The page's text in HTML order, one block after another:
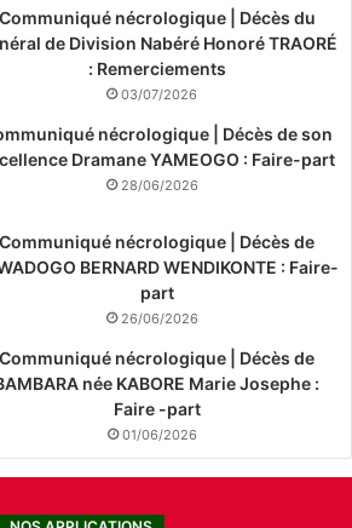
Communiqué nécrologique | Décès du
de Division Nabéré Honoré TRAORÉ
: Remerciements
03/07/2026
nécrologique | Décès de son
Dramane YAMEOGO : Faire-part
28/06/2026
Communiqué nécrologique | Décès de
BERNARD WENDIKONTE : Faire-
part
26/06/2026
Communiqué nécrologique | Décès de
née KABORE Marie Josephe :
Faire -part
01/06/2026